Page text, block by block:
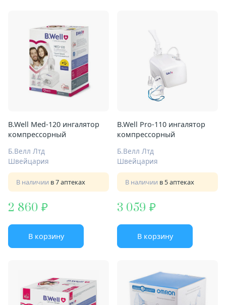
B.Well Med-120 ингалятор
компрессорный
Б.Велл Лтд
Швейцария
В наличии в 7 аптеках
2 860
В корзину
B.Well Pro-110 ингалятор
компрессорный
Б.Велл Лтд
Швейцария
В наличии в 5 аптеках
3 059
В корзину